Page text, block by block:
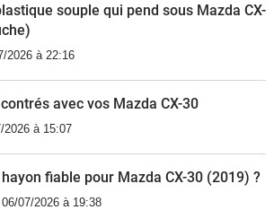
souple qui pend sous Mazda CX-
2026 à 22:16
avec vos Mazda CX-30
2026 à 15:07
fiable pour Mazda CX-30 (2019) ?
06/07/2026 à 19:38